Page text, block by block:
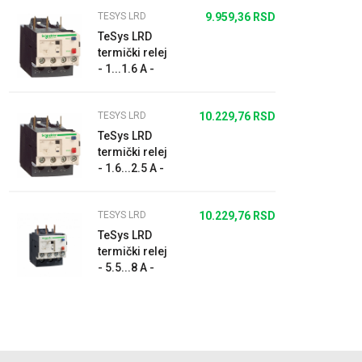
TESYS LRD
TeSys LRD
termički relej
- 1...1.6 A -
9.959,36 RSD
TESYS LRD
TeSys LRD
termički relej
- 1.6...2.5 A -
10.229,76 RSD
TESYS LRD
TeSys LRD
termički relej
- 5.5...8 A -
10.229,76 RSD